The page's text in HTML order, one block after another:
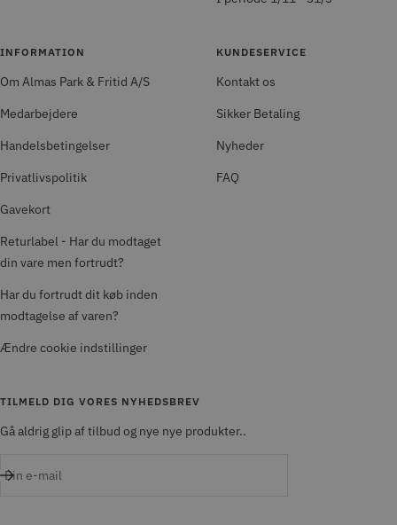
INFORMATION
Om Almas Park & Fritid A/S
Medarbejdere
Handelsbetingelser
Privatlivspolitik
Gavekort
Returlabel - Har du modtaget
din vare men fortrudt?
Har du fortrudt dit køb inden
modtagelse af varen?
Ændre cookie indstillinger
KUNDESERVICE
Kontakt os
Sikker Betaling
Nyheder
FAQ
TILMELD DIG VORES NYHEDSBREV
Gå aldrig glip af tilbud og nye nye produkter..
Din e-mail